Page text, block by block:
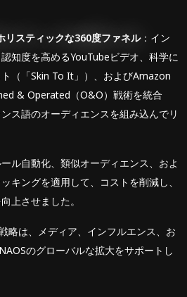
リスティックな360度ファネル：イン
知度を高めるYouTubeビデオ、科学に
（「Skin To It」）、およびAmazon
& Operated（O&O）戦術を統合
ス語のオーディエンスを組み込んでリ
ル自動化、類似オーディエンス、およ
キングを適用して、コストを削減し、
上させました。
略は、メディア、インフルエンス、お
のグローバルな拡大をサポートし